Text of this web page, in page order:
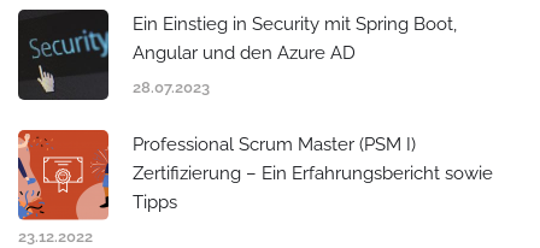
Ein Einstieg in Security mit Spring Boot,
Angular und den Azure AD
28.07.2023
Professional Scrum Master (PSM I)
Zertifizierung – Ein Erfahrungsbericht sowie
Tipps
23.12.2022